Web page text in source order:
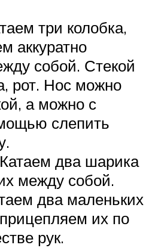
три колобка,
аккуратно
собой. Стекой
рот. Нос можно
а можно с
слепить
два шарика
между собой.
два маленьких
их по
рук.